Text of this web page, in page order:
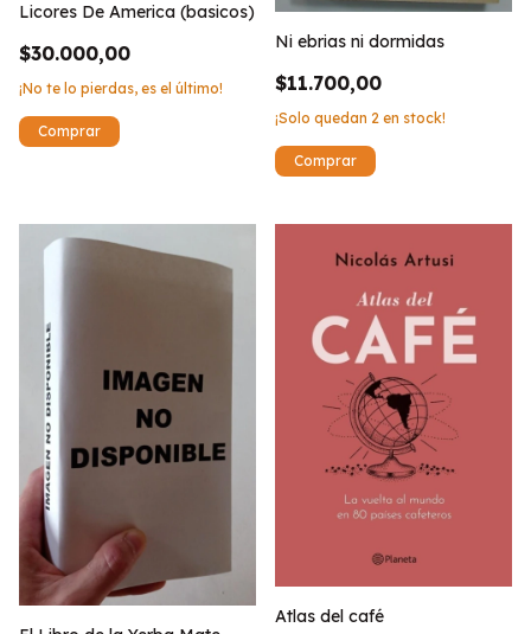
Licores De America (basicos)
$30.000,00
¡No te lo pierdas, es el último!
Ni ebrias ni dormidas
$11.700,00
¡Solo quedan 2 en stock!
Atlas del café